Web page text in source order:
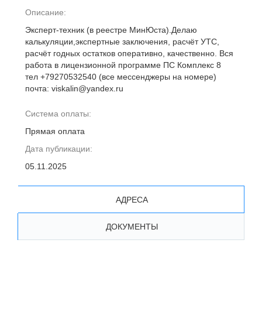
Описание:
Эксперт-техник (в реестре МинЮста).Делаю
калькуляции,экспертные заключения, расчёт УТС,
расчёт годных остатков оперативно, качественно. Вся
работа в лицензионной программе ПС Комплекс 8
тел +79270532540 (все мессенджеры на номере)
почта: viskalin@yandex.ru
Система оплаты:
Прямая оплата
Дата публикации:
05.11.2025
АДРЕСА
ДОКУМЕНТЫ